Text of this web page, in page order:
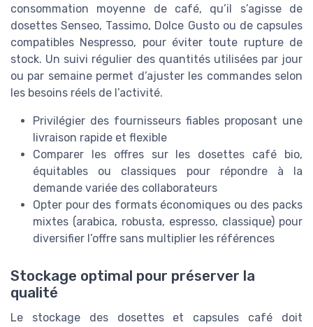
consommation moyenne de café, qu’il s’agisse de
dosettes Senseo, Tassimo, Dolce Gusto ou de capsules
compatibles Nespresso, pour éviter toute rupture de
stock. Un suivi régulier des quantités utilisées par jour
ou par semaine permet d’ajuster les commandes selon
les besoins réels de l’activité.
Privilégier des fournisseurs fiables proposant une
livraison rapide et flexible
Comparer les offres sur les dosettes café bio,
équitables ou classiques pour répondre à la
demande variée des collaborateurs
Opter pour des formats économiques ou des packs
mixtes (arabica, robusta, espresso, classique) pour
diversifier l’offre sans multiplier les références
Stockage optimal pour préserver la
qualité
Le stockage des dosettes et capsules café doit